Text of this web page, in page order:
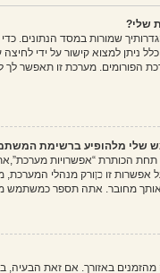
שלי?
שמורות במסד הנתונים. כדי
ניתן למצוא קישור על ידי
הפורומים. מערכת זו תאפשר
שלי מלהופיע ברשימת
הכותרת “אפשרויות
אפשרות זו כןורק מנהלי המערכת,
אותך מחובר. אתה תספר כמשתמש
מהזמנים באזורך. אם זאת הבעיה,